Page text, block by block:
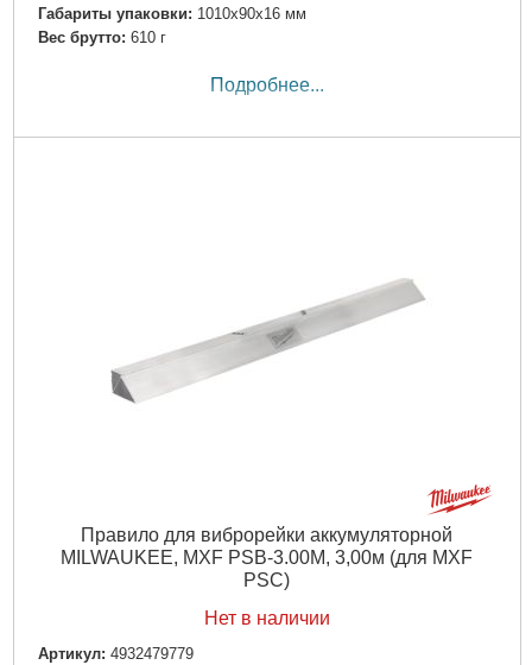
Габариты упаковки: 1010x90x16 мм
Вес брутто: 610 г
Подробнее...
Правило для виброрейки аккумуляторной
MILWAUKEE, MXF PSB-3.00M, 3,00м (для MXF
PSC)
Нет в наличии
Артикул: 4932479779